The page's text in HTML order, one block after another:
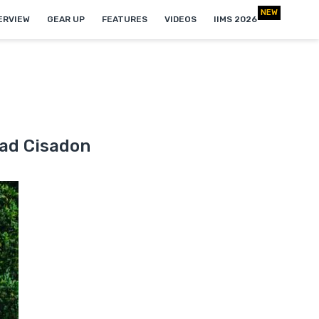
GEAR UP FEATURES VIDEOS IIMS 2026
NEW
Cisadon